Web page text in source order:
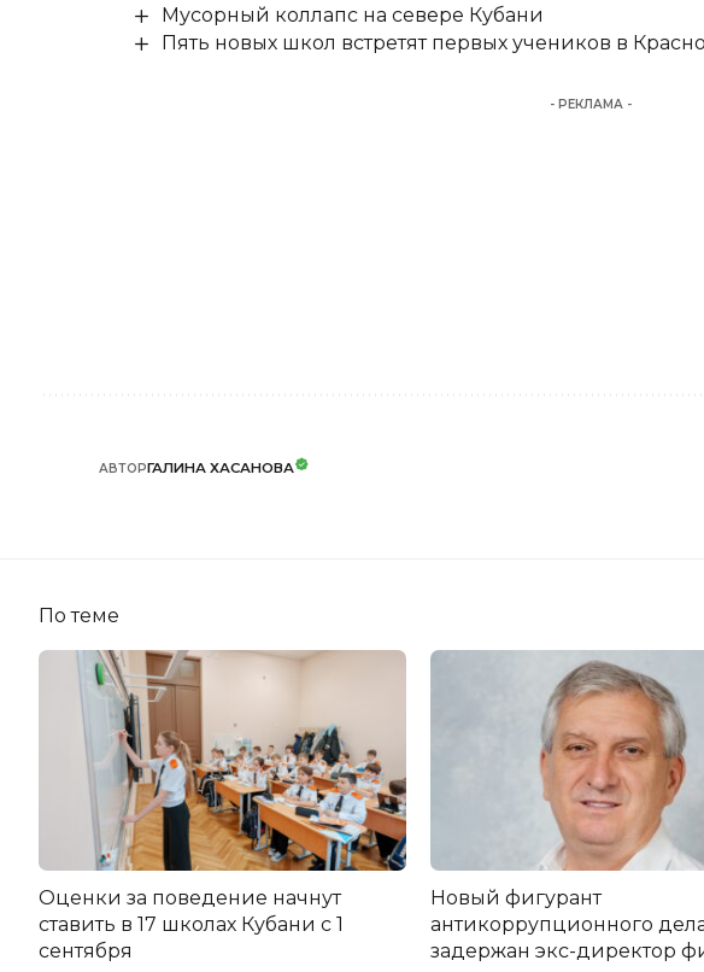
Мусорный коллапс на севере Кубани
Пять новых школ встретят первых учеников в
- РЕКЛАМА -
АВТОРГАЛИНА ХАСАНОВА
По теме
Оценки за поведение начнут
ставить в 17 школах Кубани с 1
сентября
Новый фигурант
антикоррупционного
задержан экс-директор